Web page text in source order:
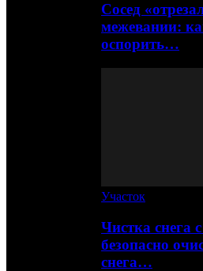
Сосед
межевании:
оспорить…
Участок
Чистка снега
безопасно
снега…